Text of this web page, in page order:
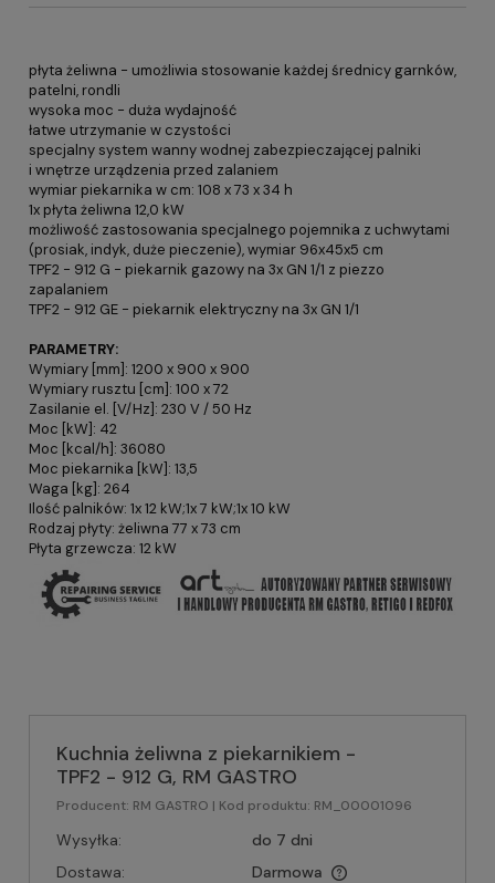
płyta żeliwna - umożliwia stosowanie każdej średnicy garnków,
patelni, rondli
wysoka moc - duża wydajność
łatwe utrzymanie w czystości
specjalny system wanny wodnej zabezpieczającej palniki
i wnętrze urządzenia przed zalaniem
wymiar piekarnika w cm: 108 x 73 x 34 h
1x płyta żeliwna 12,0 kW
możliwość zastosowania specjalnego pojemnika z uchwytami
(prosiak, indyk, duże pieczenie), wymiar 96x45x5 cm
TPF2 - 912 G - piekarnik gazowy na 3x GN 1/1 z piezzo
zapalaniem
TPF2 - 912 GE - piekarnik elektryczny na 3x GN 1/1
PARAMETRY:
Wymiary [mm]: 1200 x 900 x 900
Wymiary rusztu [cm]: 100 x 72
Zasilanie el. [V/Hz]: 230 V / 50 Hz
Moc [kW]: 42
Moc [kcal/h]: 36080
Moc piekarnika [kW]: 13,5
Waga [kg]: 264
Ilość palników: 1x 12 kW;1x 7 kW;1x 10 kW
Rodzaj płyty: żeliwna 77 x 73 cm
Płyta grzewcza: 12 kW
Kuchnia żeliwna z piekarnikiem -
TPF2 - 912 G, RM GASTRO
Producent: RM GASTRO | Kod produktu: RM_00001096
Wysyłka:
do 7 dni
Dostawa:
Darmowa